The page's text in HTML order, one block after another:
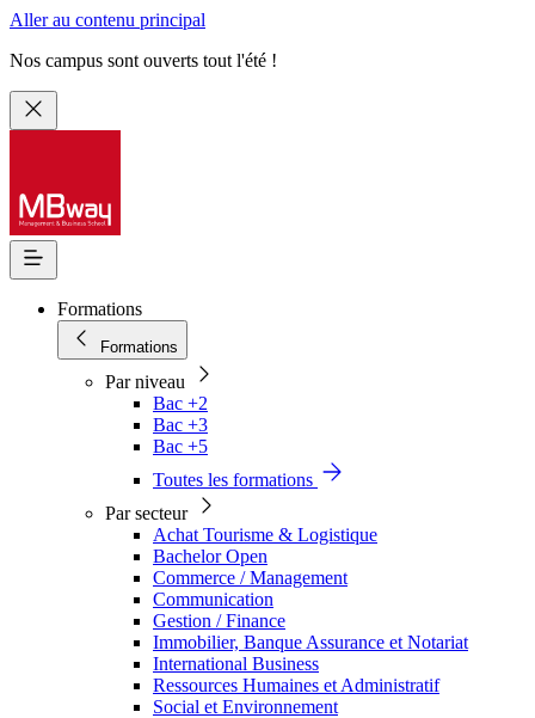
Aller au contenu principal
Nos campus sont ouverts tout l'été !
Formations
Formations
Par niveau
Bac +2
Bac +3
Bac +5
Toutes les formations
Par secteur
Achat Tourisme & Logistique
Bachelor Open
Commerce / Management
Communication
Gestion / Finance
Immobilier, Banque Assurance et Notariat
International Business
Ressources Humaines et Administratif
Social et Environnement